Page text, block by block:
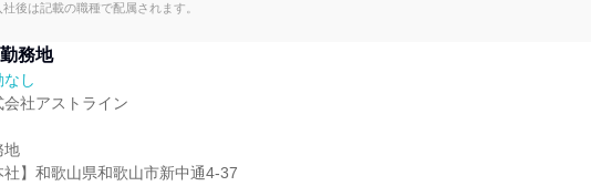
社後は記載の職種で配属されます。
勤務地
なし
会社アストライン
地
社】和歌山県和歌山市新中通4-37